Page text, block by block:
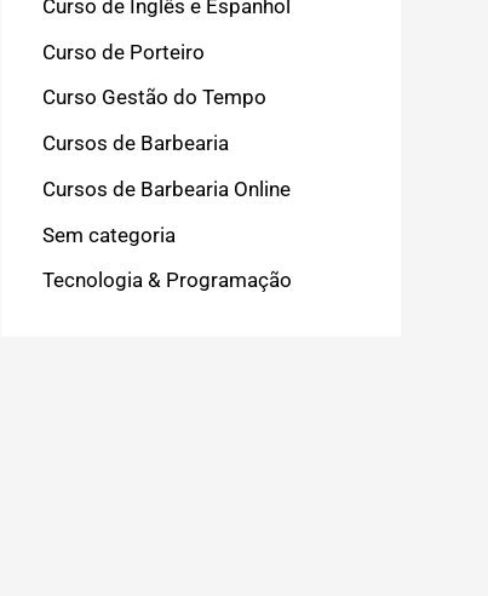
Curso de Inglês e Espanhol
Curso de Porteiro
Curso Gestão do Tempo
Cursos de Barbearia
Cursos de Barbearia Online
Sem categoria
Tecnologia & Programação